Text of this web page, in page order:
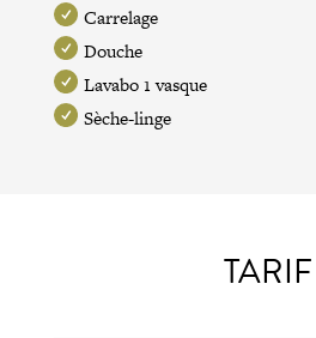
Carrelage
Douche
Lavabo 1 vasque
Sèche-linge
TARIF